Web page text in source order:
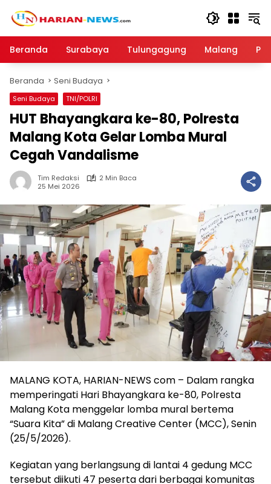
Beranda
Surabaya Tulungagung Malang
Beranda Seni Budaya
Seni Budaya TNI/POLRI
HUT Bhayangkara ke-80, Polresta
Malang Kota Gelar Lomba Mural
Cegah Vandalisme
Tim Redaksi
2 Min Baca
25 Mei 2026
MALANG KOTA, HARIAN-NEWS com – Dalam rangka
memperingati Hari Bhayangkara ke-80, Polresta
Malang Kota menggelar lomba mural bertema
“Suara Kita” di Malang Creative Center (MCC), Senin
(25/5/2026).
Kegiatan yang berlangsung di lantai 4 gedung MCC
tersebut diikuti 47 peserta dari berbagai komunitas